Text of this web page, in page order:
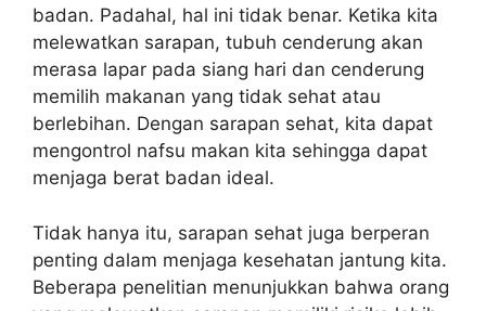
badan. Padahal, hal ini tidak benar. Ketika kita
melewatkan sarapan, tubuh cenderung akan
merasa lapar pada siang hari dan cenderung
memilih makanan yang tidak sehat atau
berlebihan. Dengan sarapan sehat, kita dapat
mengontrol nafsu makan kita sehingga dapat
menjaga berat badan ideal.
Tidak hanya itu, sarapan sehat juga berperan
penting dalam menjaga kesehatan jantung kita.
Beberapa penelitian menunjukkan bahwa orang